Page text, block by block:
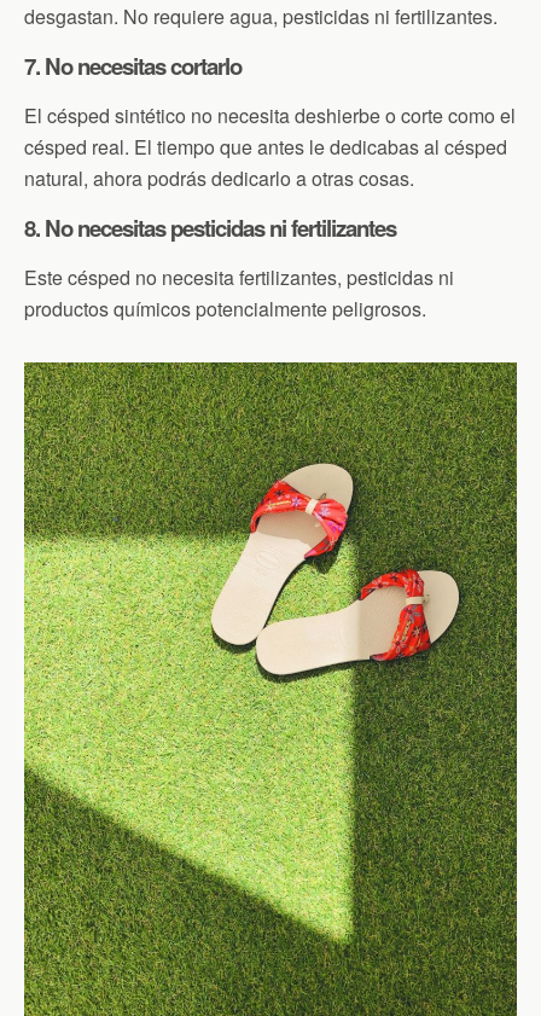
desgastan. No requiere agua, pesticidas ni fertilizantes.
7. No necesitas cortarlo
El césped sintético no necesita deshierbe o corte como el
césped real. El tiempo que antes le dedicabas al césped
natural, ahora podrás dedicarlo a otras cosas.
8. No necesitas pesticidas ni fertilizantes
Este césped no necesita fertilizantes, pesticidas ni
productos químicos potencialmente peligrosos.